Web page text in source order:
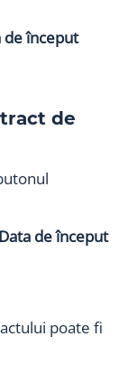
de început
de
Data de început
poate fi